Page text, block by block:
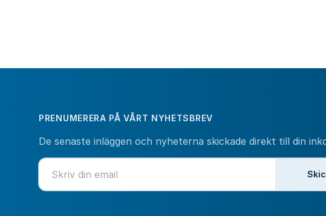
PRENUMERERA PÅ VÅRT NYHETSBREV
De senaste inläggen och nyheterna skickade direkt till din